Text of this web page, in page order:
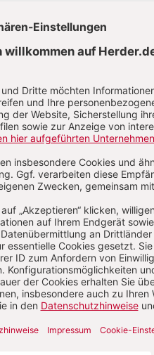
2026: Erster Advent bis Taufe des
am 1.
2026: Erster Advent bis Taufe des
-
Ihren